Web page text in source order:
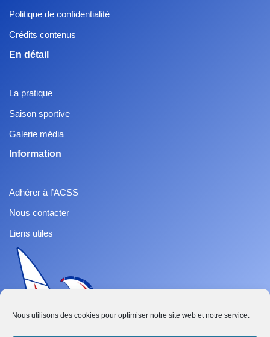
Nous utilisons des cookies pour optimiser notre site web et notre service.
Politique de confidentialité
Crédits contenus
En détail
La pratique
Saison sportive
Galerie média
Information
Adhérer à l’ACSS
Nous contacter
Liens utiles